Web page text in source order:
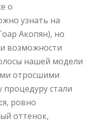
о
узнать на
Акопян), но
возможности
нашей модели
отросшими
процедуру стали
ровно
оттенок,